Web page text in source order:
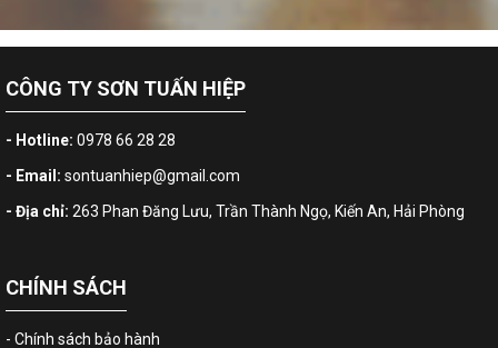
CÔNG TY SƠN TUẤN HIỆP
- Hotline: 0978 66 28 28
- Email: sontuanhiep@gmail.com
- Địa chỉ: 263 Phan Đăng Lưu, Trần Thành Ngọ, Kiến An, Hải Phòng
CHÍNH SÁCH
- Chính sách bảo hành